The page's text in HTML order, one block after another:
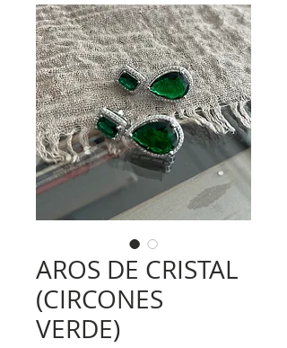
AROS DE CRISTAL
(CIRCONES
VERDE)